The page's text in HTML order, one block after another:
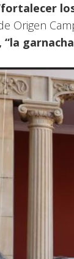
Origen
, “la